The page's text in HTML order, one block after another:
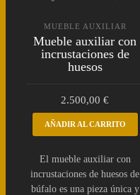
MUEBLE AUXILIAR
Mueble auxiliar con
incrustaciones de
huesos
2.500,00€
AÑADIR AL CARRITO
El mueble auxiliar con
incrustaciones de huesos de
búfalo es una pieza única y